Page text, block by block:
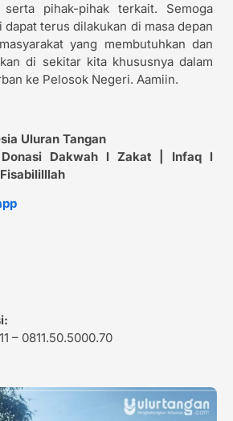
serta pihak-pihak terkait. Semoga
terus dilakukan di masa depan
yang membutuhkan dan
di sekitar kita khususnya dalam
ke Pelosok Negeri. Aamiin.
Uluran Tangan
Dakwah l Zakat | Infaq l
– 0811.50.5000.70